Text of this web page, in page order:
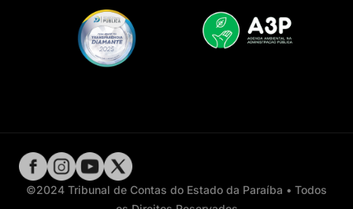
©2024 Tribunal de Contas do Estado da Paraíba • Todos